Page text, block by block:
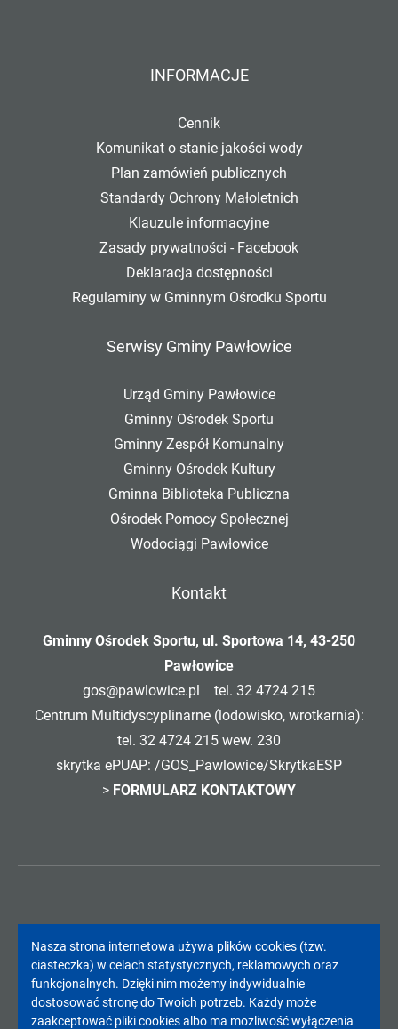
INFORMACJE
Cennik
Komunikat o stanie jakości wody
Plan zamówień publicznych
Standardy Ochrony Małoletnich
Klauzule informacyjne
Zasady prywatności - Facebook
Deklaracja dostępności
Regulaminy w Gminnym Ośrodku Sportu
Serwisy Gminy Pawłowice
Urząd Gminy Pawłowice
Gminny Ośrodek Sportu
Gminny Zespół Komunalny
Gminny Ośrodek Kultury
Gminna Biblioteka Publiczna
Ośrodek Pomocy Społecznej
Wodociągi Pawłowice
Kontakt
Gminny Ośrodek Sportu, ul. Sportowa 14, 43-250
Pawłowice
gos@pawlowice.pl tel. 32 4724 215
Centrum Multidyscyplinarne (lodowisko, wrotkarnia):
tel. 32 4724 215 wew. 230
skrytka ePUAP: /GOS_Pawlowice/SkrytkaESP
> FORMULARZ KONTAKTOWY
Copyright 2024. All rights reserved.
Informacja
o
Nasza strona internetowa używa plików cookies (tzw.
ciasteczka) w celach statystycznych, reklamowych oraz
funkcjonalnych. Dzięki nim możemy indywidualnie
dostosować stronę do Twoich potrzeb. Każdy może
zaakceptować pliki cookies albo ma możliwość wyłączenia